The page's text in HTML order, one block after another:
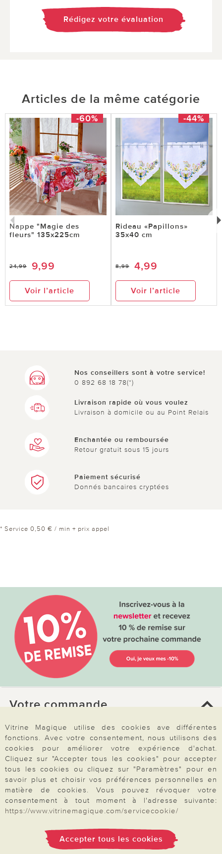
Rédigez votre évaluation
Articles de la même catégorie
-60%
Nappe "Magie des
fleurs" 135x225cm
24,99 9,99
Voir l’article
-44%
Rideau «Papillons»
35x40 cm
8,99 4,99
Voir l’article
Nos conseillers sont à votre service!
0 892 68 18 78(*)
Livraison rapide où vous voulez
Livraison à domicile ou au Point Relais
Enchantée ou remboursée
Retour gratuit sous 15 jours
Paiement sécurisé
Donnés bancaires cryptées
* Service 0,50 € / min + prix appel
Votre commande
FAQ
Mon compte
Inscription Newsletter
Demande de catalogue
Données personnelles
Droit de rétractation
Rétractation
Vitrine Magique utilise des cookies ave différentes
fonctions. Avec votre consentement, nous utilisons des
cookies pour améliorer votre expérience d'achat.
Cliquez sur "Accepter tous les cookies" pour accepter
tous les cookies ou cliquez sur "Paramètres" pour en
savoir plus et choisir vos préférences personnelles en
matière de cookies. Vous pouvez révoquer votre
consentement à tout moment à l'adresse suivante:
https://www.vitrinemagique.com/servicecookie/
Accepter tous les cookies